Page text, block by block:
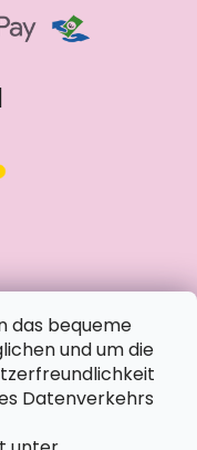
das bequeme
und um die
Datenverkehrs